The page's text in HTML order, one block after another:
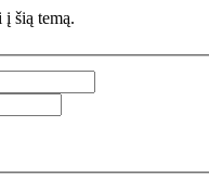
šią temą.